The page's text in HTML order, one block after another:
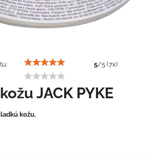
5/5 (7x)
JACK PYKE
kožu.